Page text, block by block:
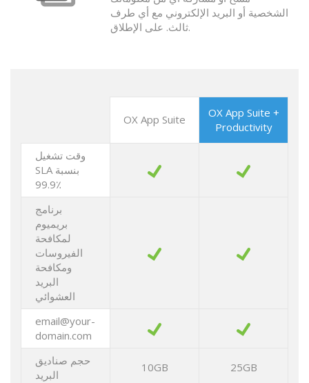
الشخصية أو البريد الإلكتروني مع أي طرف
ثالث. على الإطلاق.
OX App Suite
OX App Suite +
Productivity
وقت تشغيل
SLA بنسبة
99.9٪
برنامج
بريميوم
لمكافحة
الفيروسات
ومكافحة
البريد
العشوائي
email@your-
domain.com
حجم صناديق
البريد
10GB 25GB